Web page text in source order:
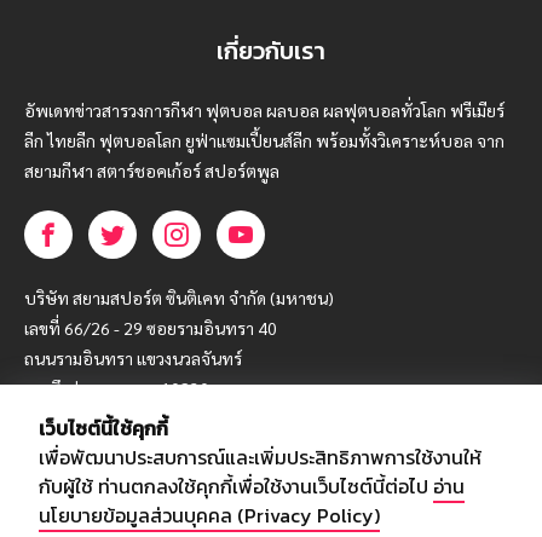
เกี่ยวกับเรา
อัพเดทข่าวสารวงการกีฬา ฟุตบอล ผลบอล ผลฟุตบอลทั่วโลก ฟรีเมียร์
ลีก ไทยลีก ฟุตบอลโลก ยูฟ่าแซมเปี้ยนส์ลีก พร้อมทั้งวิเคราะห์บอล จาก
สยามกีฬา สตาร์ชอคเก้อร์ สปอร์ตพูล
บริษัท สยามสปอร์ต ซินติเคท จำกัด (มหาชน)
เลขที่ 66/26 - 29 ซอยรามอินทรา 40
ถนนรามอินทรา แขวงนวลจันทร์
เขตบึงกุ่ม กรุงเทพฯ 10230
โทร : 02-5088-000
อีเมล์ : webmaster@siamsport.co.th
เว็บไซต์ : www.siamsport.co.th
เว็บไซต์นี้ใช้คุกกี้
เพื่อพัฒนาประสบการณ์และเพิ่มประสิทธิภาพการใช้งานให้
กับผู้ใช้ ท่านตกลงใช้คุกกี้เพื่อใช้งานเว็บไซต์นี้ต่อไป อ่าน
นโยบายข้อมูลส่วนบุคคล (Privacy Policy)